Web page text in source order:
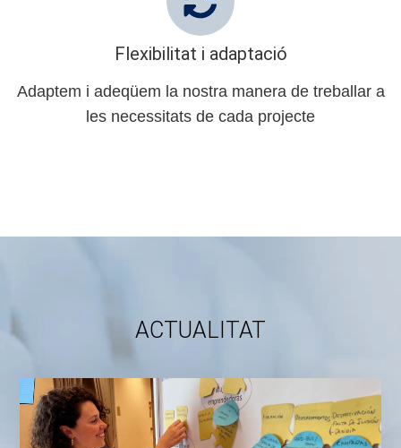
Flexibilitat i adaptació
Adaptem i adeqüem la nostra manera de treballar a
les necessitats de cada projecte
ACTUALITAT